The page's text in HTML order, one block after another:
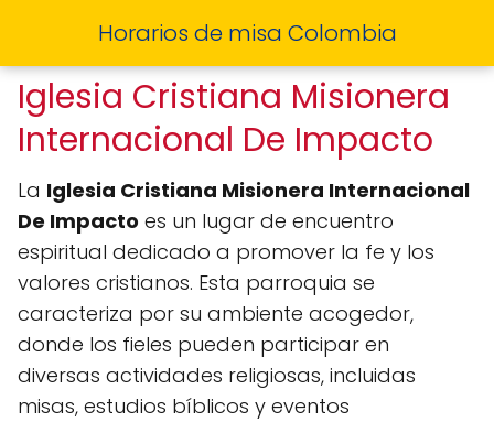
Horarios de misa Colombia
Iglesia Cristiana Misionera
Internacional De Impacto
La Iglesia Cristiana Misionera Internacional
De Impacto es un lugar de encuentro
espiritual dedicado a promover la fe y los
valores cristianos. Esta parroquia se
caracteriza por su ambiente acogedor,
donde los fieles pueden participar en
diversas actividades religiosas, incluidas
misas, estudios bíblicos y eventos